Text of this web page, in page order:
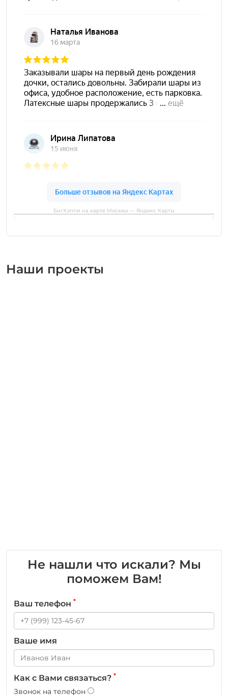
БигХэппи на карте Москвы — Яндекс Карты
Наши проекты
Не нашли что искали? Мы
поможем Вам!
Ваш телефон *
Ваше имя
Как с Вами связаться? *
Звонок на телефон